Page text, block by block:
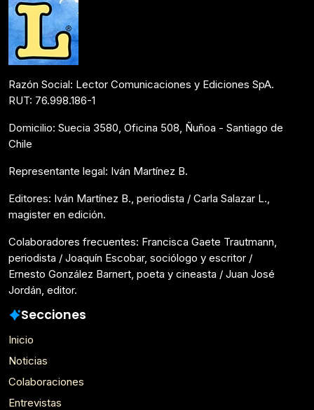
Razón Social: Lector Comunicaciones y Ediciones SpA.
RUT: 76.998.186-1
Domicilio: Suecia 3580, Oficina 508, Ñuñoa - Santiago de
Chile
Representante legal: Iván Martínez B.
Editores: Iván Martínez B., periodista / Carla Salazar L.,
magister en edición.
Colaboradores frecuentes: Francisca Gaete Trautmann,
periodista / Joaquín Escobar, sociólogo y escritor /
Ernesto González Barnert, poeta y cineasta / Juan José
Jordán, editor.
Secciones
Inicio
Noticias
Colaboraciones
Entrevistas